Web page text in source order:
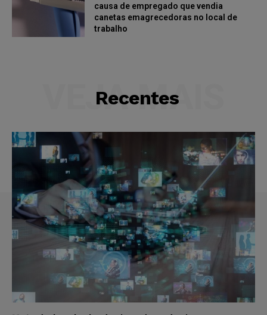
causa de empregado que vendia
canetas emagrecedoras no local de
trabalho
Recentes
VEJA MAIS